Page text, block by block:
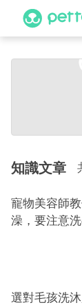
知識文章
寵物美容師
澡，要注意
選對毛孩洗